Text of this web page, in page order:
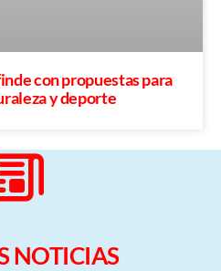
con propuestas para
y deporte
NOTICIAS